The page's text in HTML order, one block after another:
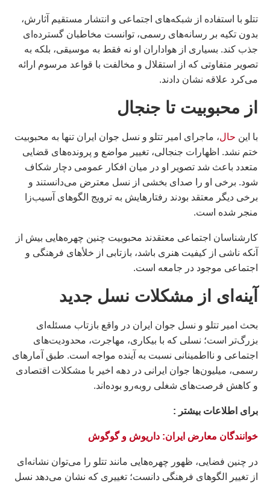
تتلو با استفاده از شبکه‌های اجتماعی و انتشار مستقیم آثارش،
بدون تکیه بر رسانه‌های رسمی، توانست مخاطبان گسترده‌ای
جذب کند. بسیاری از هواداران او نه فقط به موسیقی، بلکه به
تصویر متفاوتی که از استقلال و مخالفت با قواعد مرسوم ارائه
می‌کرد علاقه نشان دادند.
از محبوبیت تا جنجال
با این حال، ماجرای امیر تتلو و نسل جوان ایران تنها به محبوبیت
ختم نشد. اظهارات جنجالی، تغییر مواضع و پرونده‌های قضایی
متعدد باعث شد تصویر او در میان افکار عمومی دچار شکاف
شود. برخی او را صدای بخشی از نسل معترض می‌دانستند و
برخی دیگر معتقد بودند رفتارهایش به ترویج الگوهای آسیب‌زا
منجر شده است.
کارشناسان اجتماعی معتقدند محبوبیت چنین چهره‌هایی بیش از
آنکه ناشی از کیفیت هنری باشد، بازتابی از خلأهای فرهنگی و
اجتماعی موجود در جامعه است.
آینه‌ای از مشکلات نسل جدید
بحث امیر تتلو و نسل جوان ایران در واقع بازتاب مسئله‌ای
بزرگ‌تر است؛ نسلی که با بیکاری، مهاجرت، محدودیت‌های
اجتماعی و نااطمینانی نسبت به آینده مواجه است. طبق آمارهای
رسمی، میلیون‌ها جوان ایرانی در دهه اخیر با مشکلات اقتصادی
و کاهش فرصت‌های شغلی روبه‌رو بوده‌اند.
براى اطلاعات بيشتر :
خوانندگان معارض ایران: داريوش و گوگوش
در چنین فضایی، ظهور چهره‌هایی مانند تتلو را می‌توان نشانه‌ای
از تغییر الگوهای فرهنگی دانست؛ تغییری که نشان می‌دهد نسل